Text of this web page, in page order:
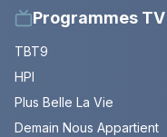
Programmes TV
TBT9
HPI
Plus Belle La Vie
Demain Nous Appartient